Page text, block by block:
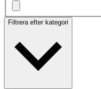
Filtrera efter kategori